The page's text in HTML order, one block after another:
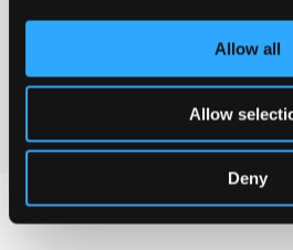
Allow all
Allow
Deny
PRO KATALOG
FILCOTEN KATALOG
VIDEO